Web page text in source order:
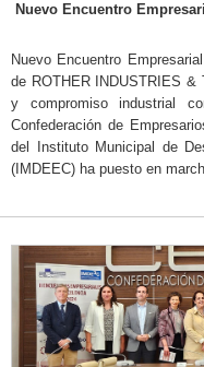
Nuevo Encuentro
Nuevo Encuentro
de ROTHER INDUSTRIES &
y compromiso industrial
Confederación de
del Instituto Municipal de
(IMDEEC) ha puesto en